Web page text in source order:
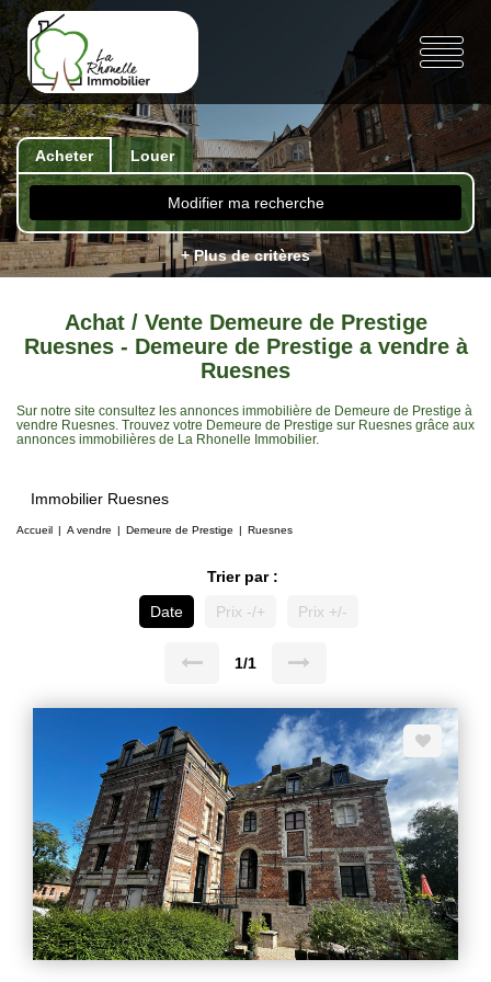
Acheter Louer
Modifier ma recherche
+ Plus de critères
Achat / Vente Demeure de Prestige
Ruesnes - Demeure de Prestige a vendre à
Ruesnes
Sur notre site consultez les annonces immobilière de Demeure de Prestige à
vendre Ruesnes. Trouvez votre Demeure de Prestige sur Ruesnes grâce aux
annonces immobilières de La Rhonelle Immobilier.
Immobilier Ruesnes
Accueil A vendre Demeure de Prestige Ruesnes
Trier par :
Date
Prix -/+ Prix +/-
1/1